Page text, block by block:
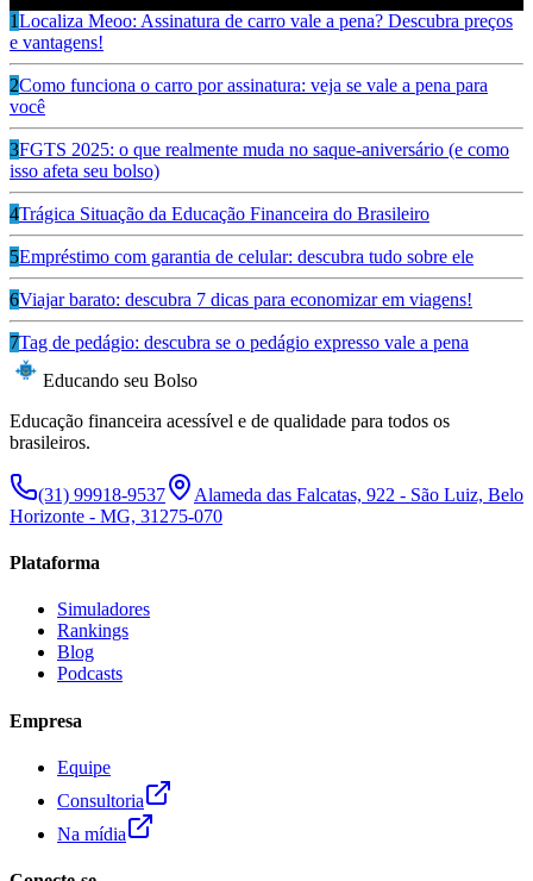
1Localiza Meoo: Assinatura de carro vale a pena? Descubra preços
e vantagens!
2Como funciona o carro por assinatura: veja se vale a pena para
você
3FGTS 2025: o que realmente muda no saque-aniversário (e como
isso afeta seu bolso)
4Trágica Situação da Educação Financeira do Brasileiro
5Empréstimo com garantia de celular: descubra tudo sobre ele
6Viajar barato: descubra 7 dicas para economizar em viagens!
7Tag de pedágio: descubra se o pedágio expresso vale a pena
Educando seu Bolso
Educação financeira acessível e de qualidade para todos os
brasileiros.
(31) 99918-9537
Alameda das Falcatas, 922 - São Luiz, Belo
Horizonte - MG, 31275-070
Plataforma
Simuladores
Rankings
Blog
Podcasts
Empresa
Equipe
Consultoria
Na mídia